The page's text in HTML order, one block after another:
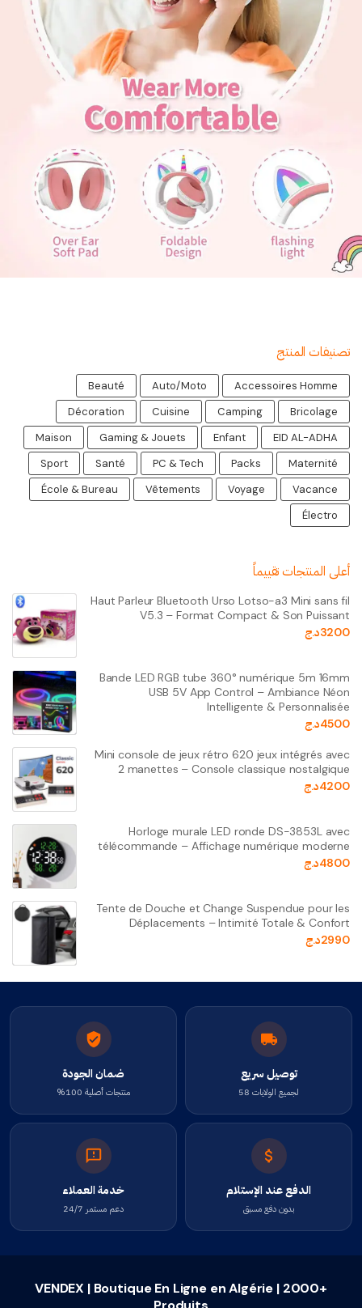
تصنيفات المنتج
Accessoires Homme
Auto/Moto
Beauté
Bricolage
Camping
Cuisine
Décoration
EID AL-ADHA
Enfant
Gaming & Jouets
Maison
Maternité
Packs
PC & Tech
Santé
Sport
Vacance
Voyage
Vêtements
École & Bureau
Électro
أعلى المنتجات تقييماً
Haut Parleur Bluetooth Urso Lotso-a3 Mini sans fil
V5.3 – Format Compact & Son Puissant
3200د.ج
Bande LED RGB tube 360° numérique 5m 16mm
USB 5V App Control – Ambiance Néon
Intelligente & Personnalisée
4500د.ج
Mini console de jeux rétro 620 jeux intégrés avec
2 manettes – Console classique nostalgique
4200د.ج
Horloge murale LED ronde DS-3853L avec
télécommande – Affichage numérique moderne
4800د.ج
Tente de Douche et Change Suspendue pour les
Déplacements – Intimité Totale & Confort
2990د.ج
توصيل سريع
لجميع الولايات 58
ضمان الجودة
منتجات أصلية 100%
الدفع عند الإستلام
بدون دفع مسبق
خدمة العملاء
دعم مستمر 24/7
VENDEX | Boutique En Ligne en Algérie | 2000+